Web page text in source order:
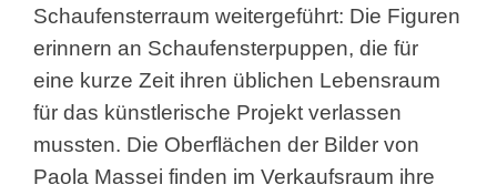
Schaufensterraum weitergeführt: Die Figuren
erinnern an Schaufensterpuppen, die für
eine kurze Zeit ihren üblichen Lebensraum
für das künstlerische Projekt verlassen
mussten. Die Oberflächen der Bilder von
Paola Massei finden im Verkaufsraum ihre